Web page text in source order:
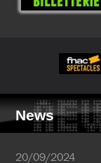
News
20/09/2024